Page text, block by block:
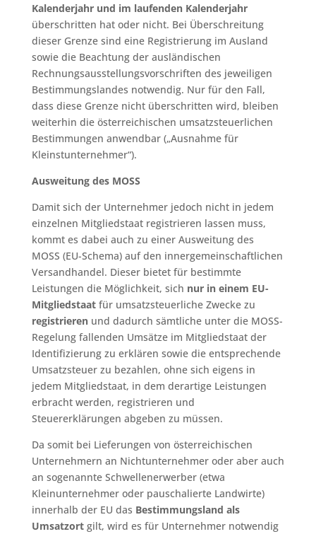
Kalenderjahr und im laufenden Kalenderjahr
überschritten hat oder nicht. Bei Überschreitung
dieser Grenze sind eine Registrierung im Ausland
sowie die Beachtung der ausländischen
Rechnungsausstellungsvorschriften des jeweiligen
Bestimmungslandes notwendig. Nur für den Fall,
dass diese Grenze nicht überschritten wird, bleiben
weiterhin die österreichischen umsatzsteuerlichen
Bestimmungen anwendbar („Ausnahme für
Kleinstunternehmer“).
Ausweitung des MOSS
Damit sich der Unternehmer jedoch nicht in jedem
einzelnen Mitgliedstaat registrieren lassen muss,
kommt es dabei auch zu einer Ausweitung des
MOSS (EU-Schema) auf den innergemeinschaftlichen
Versandhandel. Dieser bietet für bestimmte
Leistungen die Möglichkeit, sich nur in einem EU-
Mitgliedstaatfür umsatzsteuerliche Zwecke zu
registrierenund dadurch sämtliche unter die MOSS-
Regelung fallenden Umsätze im Mitgliedstaat der
Identifizierung zu erklären sowie die entsprechende
Umsatzsteuer zu bezahlen, ohne sich eigens in
jedem Mitgliedstaat, in dem derartige Leistungen
erbracht werden, registrieren und
Steuererklärungen abgeben zu müssen.
Da somit bei Lieferungen von österreichischen
Unternehmern an Nichtunternehmer oder aber auch
an sogenannte Schwellenerwerber (etwa
Kleinunternehmer oder pauschalierte Landwirte)
innerhalb der EU das Bestimmungsland als
Umsatzortgilt, wird es für Unternehmer notwendig